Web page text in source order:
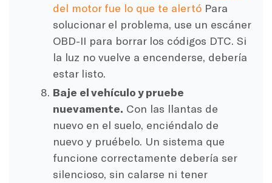
del motor fue lo que te alertó Para
solucionar el problema, use un escáner
OBD-II para borrar los códigos DTC. Si
la luz no vuelve a encenderse, debería
estar listo.
Baje el vehículo y pruebe
nuevamente. Con las llantas de
nuevo en el suelo, enciéndalo de
nuevo y pruébelo. Un sistema que
funcione correctamente debería ser
silencioso, sin calarse ni tener